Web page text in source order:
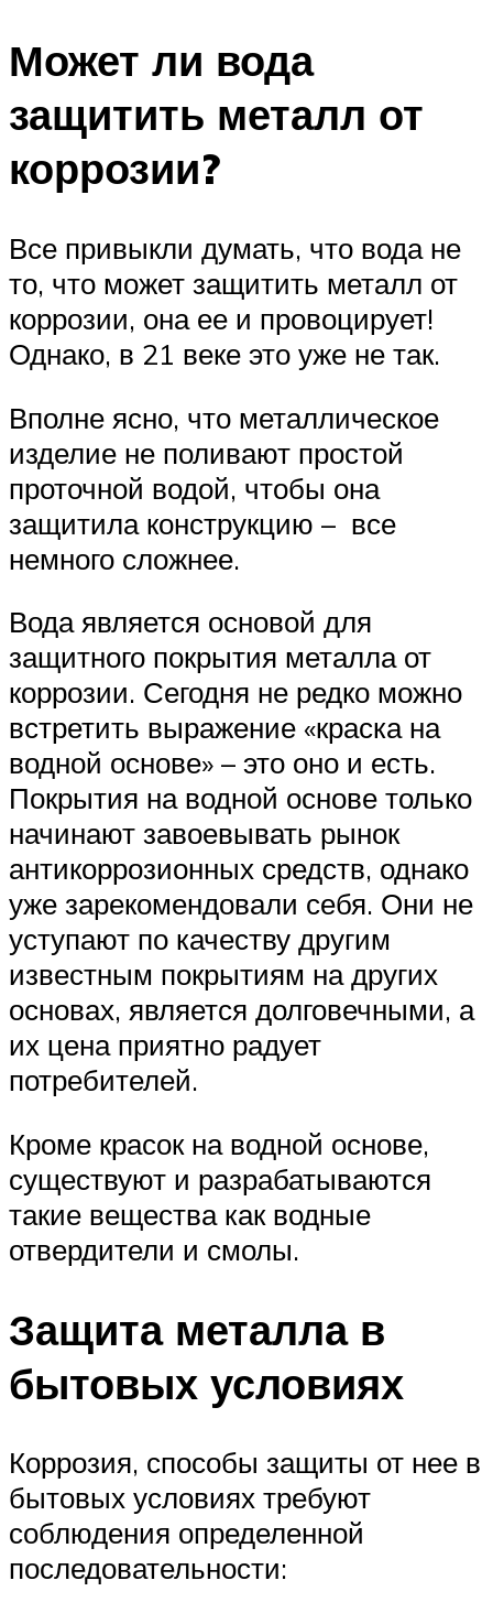
Может ли вода
защитить металл от
коррозии?
Все привыкли думать, что вода не
то, что может защитить металл от
коррозии, она ее и провоцирует!
Однако, в 21 веке это уже не так.
Вполне ясно, что металлическое
изделие не поливают простой
проточной водой, чтобы она
защитила конструкцию – все
немного сложнее.
Вода является основой для
защитного покрытия металла от
коррозии. Сегодня не редко можно
встретить выражение «краска на
водной основе» – это оно и есть.
Покрытия на водной основе только
начинают завоевывать рынок
антикоррозионных средств, однако
уже зарекомендовали себя. Они не
уступают по качеству другим
известным покрытиям на других
основах, является долговечными, а
их цена приятно радует
потребителей.
Кроме красок на водной основе,
существуют и разрабатываются
такие вещества как водные
отвердители и смолы.
Защита металла в
бытовых условиях
Коррозия, способы защиты от нее в
бытовых условиях требуют
соблюдения определенной
последовательности: